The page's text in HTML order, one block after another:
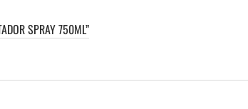
SPRAY 750ML”